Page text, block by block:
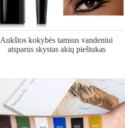
Aukštos kokybės tamsus vandeniui
atsparus skystas akių pieštukas